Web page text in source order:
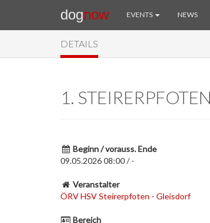
dognow EVENTS NEWS
DETAILS
1.
Beginn / vorauss. Ende
09.05.2026 08:00 / -
Veranstalter
ÖRV HSV Steirerpfoten - Gleisdorf
Bereich